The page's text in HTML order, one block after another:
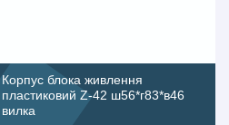
Корпус блока живлення
пластиковий Z-42 ш56*г83*в46
вилка